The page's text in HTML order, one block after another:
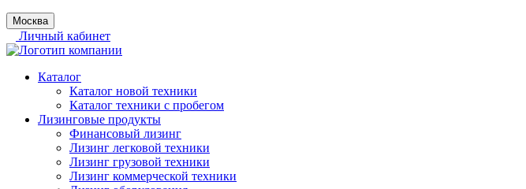
Москва
Личный кабинет
Каталог
Каталог новой техники
Каталог техники с пробегом
Лизинговые продукты
Финансовый лизинг
Лизинг легковой техники
Лизинг грузовой техники
Лизинг коммерческой техники